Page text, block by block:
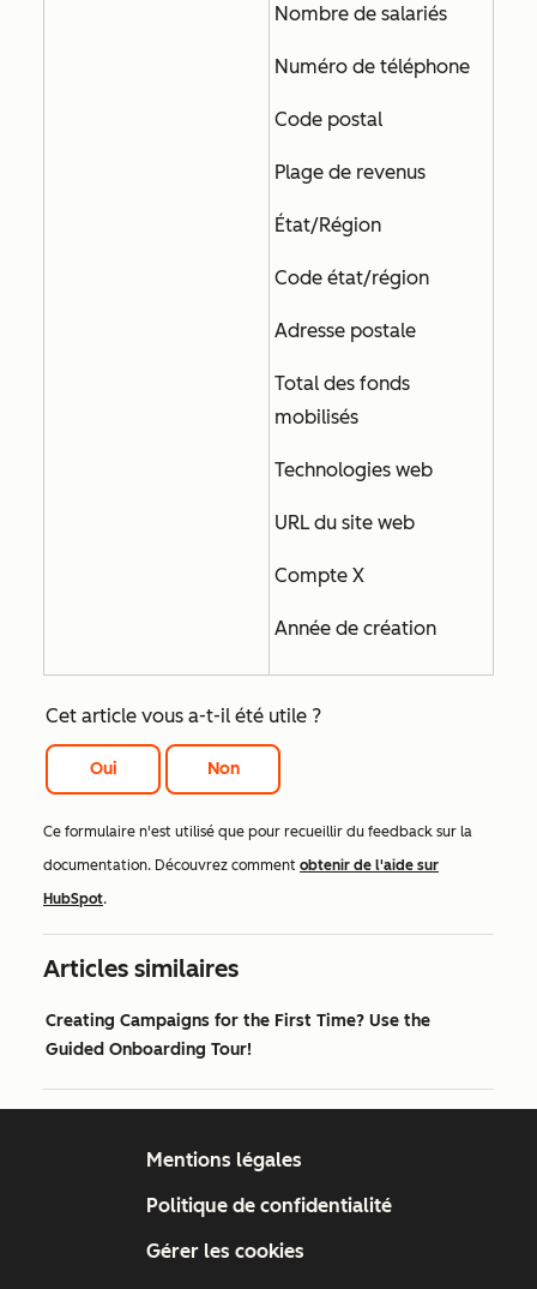
Nombre de salariés
Numéro de téléphone
Code postal
Plage de revenus
État/Région
Code état/région
Adresse postale
Total des fonds
mobilisés
Technologies web
URL du site web
Compte X
Année de création
Cet article vous a-t-il été utile ?
Oui Non
Ce formulaire n'est utilisé que pour recueillir du feedback sur la
documentation. Découvrez comment obtenir de l'aide sur
HubSpot.
Articles similaires
Creating Campaigns for the First Time? Use the
Guided Onboarding Tour!
Mentions légales
Politique de confidentialité
Gérer les cookies